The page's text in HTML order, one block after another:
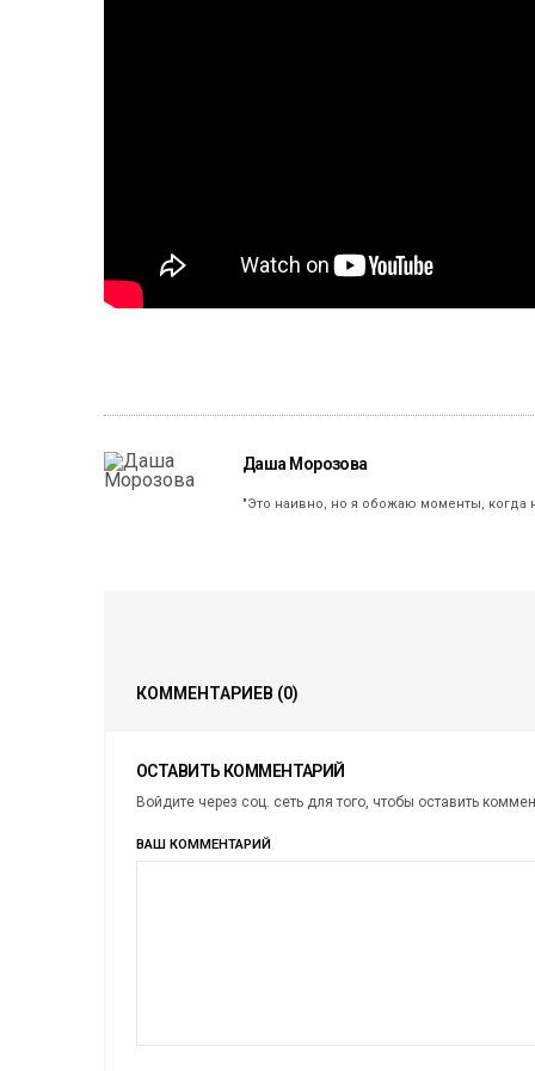
Даша Морозова
"Это наивно, но я обожаю моменты, когда
КОММЕНТАРИЕВ (0)
ОСТАВИТЬ КОММЕНТАРИЙ
Войдите через соц. сеть для того, чтобы оставить
ВАШ КОММЕНТАРИЙ